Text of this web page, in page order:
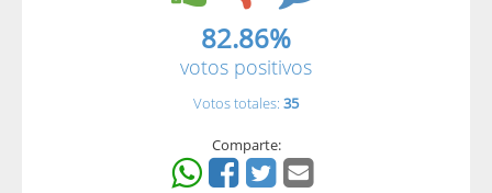
82.86%
votos positivos
Votos totales: 35
Comparte: